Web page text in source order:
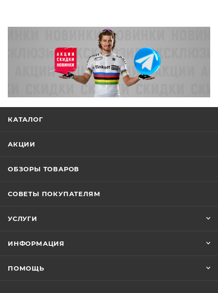
КАТАЛОГ
АКЦИИ
ОБЗОРЫ ТОВАРОВ
СОВЕТЫ ПОКУПАТЕЛЯМ
УСЛУГИ
ИНФОРМАЦИЯ
ПОМОЩЬ